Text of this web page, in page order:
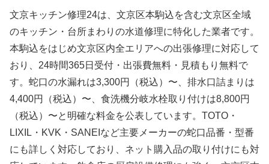
文京キッチン修理24は、文京区本駒込を含む文京区全域
のキッチン・台所まわりの水道修理に特化した業者です。
本駒込をはじめ文京区内全エリアへの出張修理に対応して
おり、24時間365日受付・出張費無料・見積もり無料で
す。蛇口の水漏れは3,300円（税込）〜、排水口詰まりは
4,400円（税込）〜、食洗機分岐水栓取り付けは8,800円
（税込）〜と明確な料金を公表しています。TOTO・
LIXIL・KVK・SANEIなど主要メーカーの蛇口品番・型番
にも詳しく対応しており、ネット購入品の取り付けにも対